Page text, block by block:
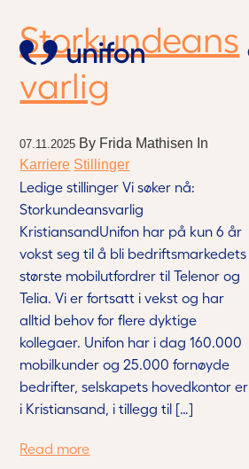
Produkter og Tjenester
Kundeservice
Spørsmål og Svar
Om Unifon
Aktuelt
Kontakt
Logg inn
Storkundeans
varlig
07.11.2025 By Frida Mathisen In
Karriere Stillinger
Ledige stillinger Vi søker nå:
Storkundeansvarlig
KristiansandUnifon har på kun 6 år
vokst seg til å bli bedriftsmarkedets
største mobilutfordrer til Telenor og
Telia. Vi er fortsatt i vekst og har
alltid behov for flere dyktige
kollegaer. Unifon har i dag 160.000
mobilkunder og 25.000 fornøyde
bedrifter, selskapets hovedkontor er
i Kristiansand, i tillegg til […]
Read more